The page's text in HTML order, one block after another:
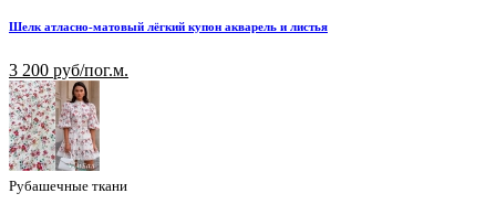
Шелк атласно-матовый лёгкий купон акварель и листья
3 200 руб/пог.м.
Рубашечные ткани